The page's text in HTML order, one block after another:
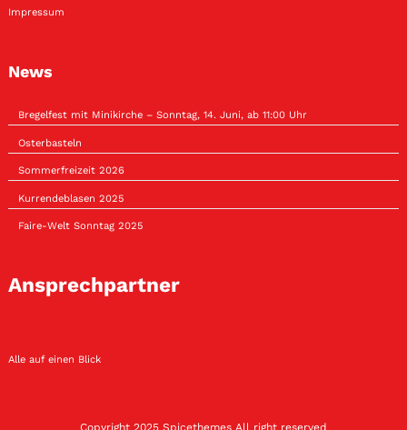
Impressum
News
Bregelfest mit Minikirche – Sonntag, 14. Juni, ab 11:00 Uhr
Osterbasteln
Sommerfreizeit 2026
Kurrendeblasen 2025
Faire-Welt Sonntag 2025
Ansprechpartner
Alle auf einen Blick
Copyright 2025 Spicethemes All right reserved